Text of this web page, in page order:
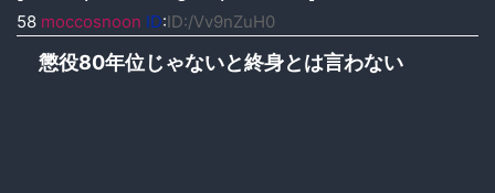
58 moccosnoon ID:ID:/Vv9nZuH0
懲役80年位じゃないと終身とは言わない